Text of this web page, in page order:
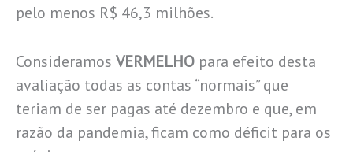
pelo menos R$ 46,3 milhões.
Consideramos VERMELHO para efeito desta
avaliação todas as contas “normais” que
teriam de ser pagas até dezembro e que, em
razão da pandemia, ficam como déficit para os